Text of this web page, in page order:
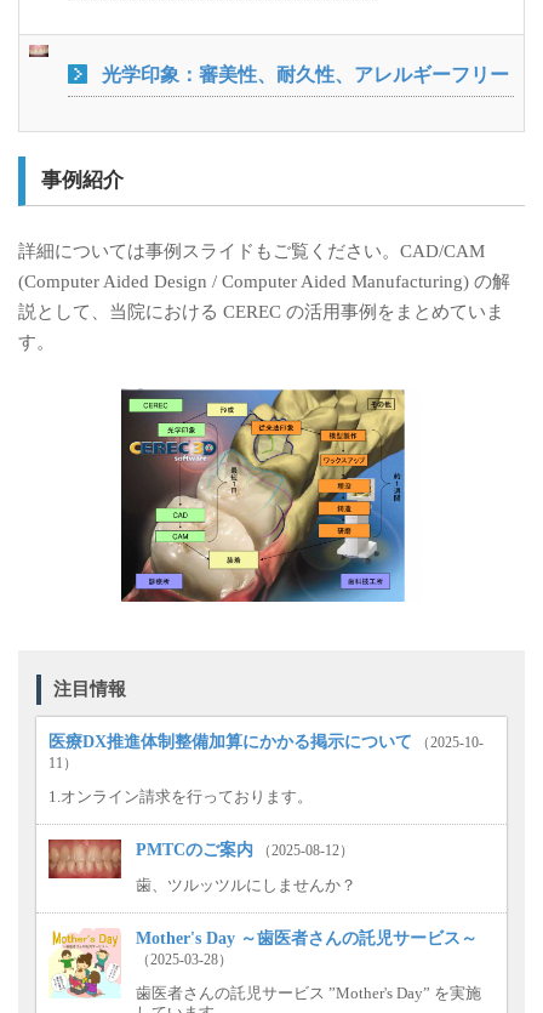
光学印象：審美性、耐久性、アレルギーフリー
事例紹介
詳細については事例スライドもご覧ください。CAD/CAM
(Computer Aided Design / Computer Aided Manufacturing) の解
説として、当院における CEREC の活用事例をまとめていま
す。
注目情報
医療DX推進体制整備加算にかかる掲示について
（2025-10-
11）
1.オンライン請求を行っております。
PMTCのご案内 （2025-08-12）
歯、ツルッツルにしませんか？
Mother's Day ～歯医者さんの託児サービス～
（2025-03-28）
歯医者さんの託児サービス ”Mother's Day” を実施